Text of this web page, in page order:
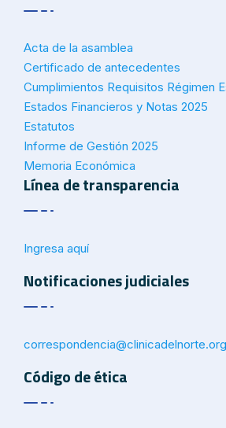
Acta de la asamblea
Certificado de antecedentes
Cumplimientos Requisitos Régimen
Estados Financieros y Notas 2025
Estatutos
Informe de Gestión 2025
Memoria Económica
Línea de transparencia
Ingresa aquí
Notificaciones judiciales
correspondencia@clinicadelnorte.org
Código de ética